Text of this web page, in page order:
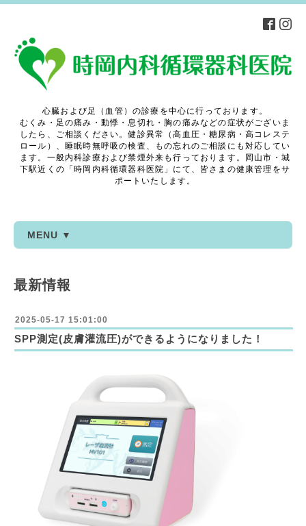
心臓および足（血管）の診療を中心に行っております。
むくみ・足の痛み・動悸・息切れ・胸の痛みなどの症状がございま
したら、ご相談ください。健診異常（高血圧・糖尿病・高コレステ
ロール）、睡眠時無呼吸の検査、もの忘れのご相談にも対応してい
ます。一般内科診療および禁煙外来も行っております。岡山市・城
下駅近くの「時岡内科循環器科医院」にて、皆さまの健康管理をサ
ポートいたします。
MENU ▼
最新情報
2025-05-17 15:01:00
SPP測定(皮膚灌流圧)ができるようになりました！